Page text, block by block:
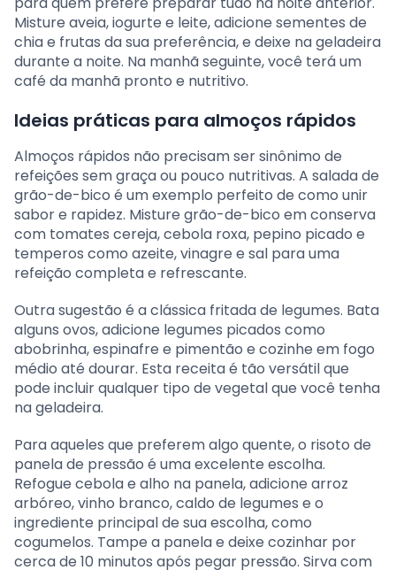
Misture aveia, iogurte e leite, adicione sementes de
chia e frutas da sua preferência, e deixe na geladeira
durante a noite. Na manhã seguinte, você terá um
café da manhã pronto e nutritivo.
Ideias práticas para almoços rápidos
Almoços rápidos não precisam ser sinônimo de
refeições sem graça ou pouco nutritivas. A salada de
grão-de-bico é um exemplo perfeito de como unir
sabor e rapidez. Misture grão-de-bico em conserva
com tomates cereja, cebola roxa, pepino picado e
temperos como azeite, vinagre e sal para uma
refeição completa e refrescante.
Outra sugestão é a clássica fritada de legumes. Bata
alguns ovos, adicione legumes picados como
abobrinha, espinafre e pimentão e cozinhe em fogo
médio até dourar. Esta receita é tão versátil que
pode incluir qualquer tipo de vegetal que você tenha
na geladeira.
Para aqueles que preferem algo quente, o risoto de
panela de pressão é uma excelente escolha.
Refogue cebola e alho na panela, adicione arroz
arbóreo, vinho branco, caldo de legumes e o
ingrediente principal de sua escolha, como
cogumelos. Tampe a panela e deixe cozinhar por
cerca de 10 minutos após pegar pressão. Sirva com